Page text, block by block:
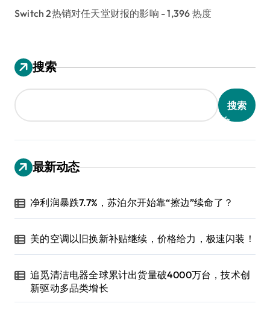
Switch 2热销对任天堂财报的影响 - 1,396 热度
搜索
搜索
最新动态
净利润暴跌7.7%，苏泊尔开始靠“擦边”续命了？
美的空调以旧换新补贴继续，价格给力，极速闪装！
追觅清洁电器全球累计出货量破4000万台，技术创
新驱动多品类增长